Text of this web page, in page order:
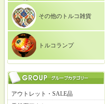
その他のトルコ雑貨
トルコランプ
アウトレット・SALE品